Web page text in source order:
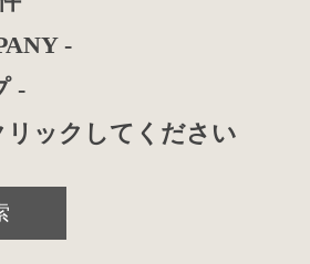
-
-
ックしてください